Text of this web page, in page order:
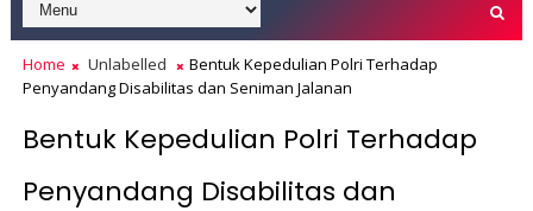
Home Unlabelled
Bentuk Kepedulian Polri Terhadap
Penyandang Disabilitas dan Seniman Jalanan
Bentuk Kepedulian Polri Terhadap
Penyandang Disabilitas dan